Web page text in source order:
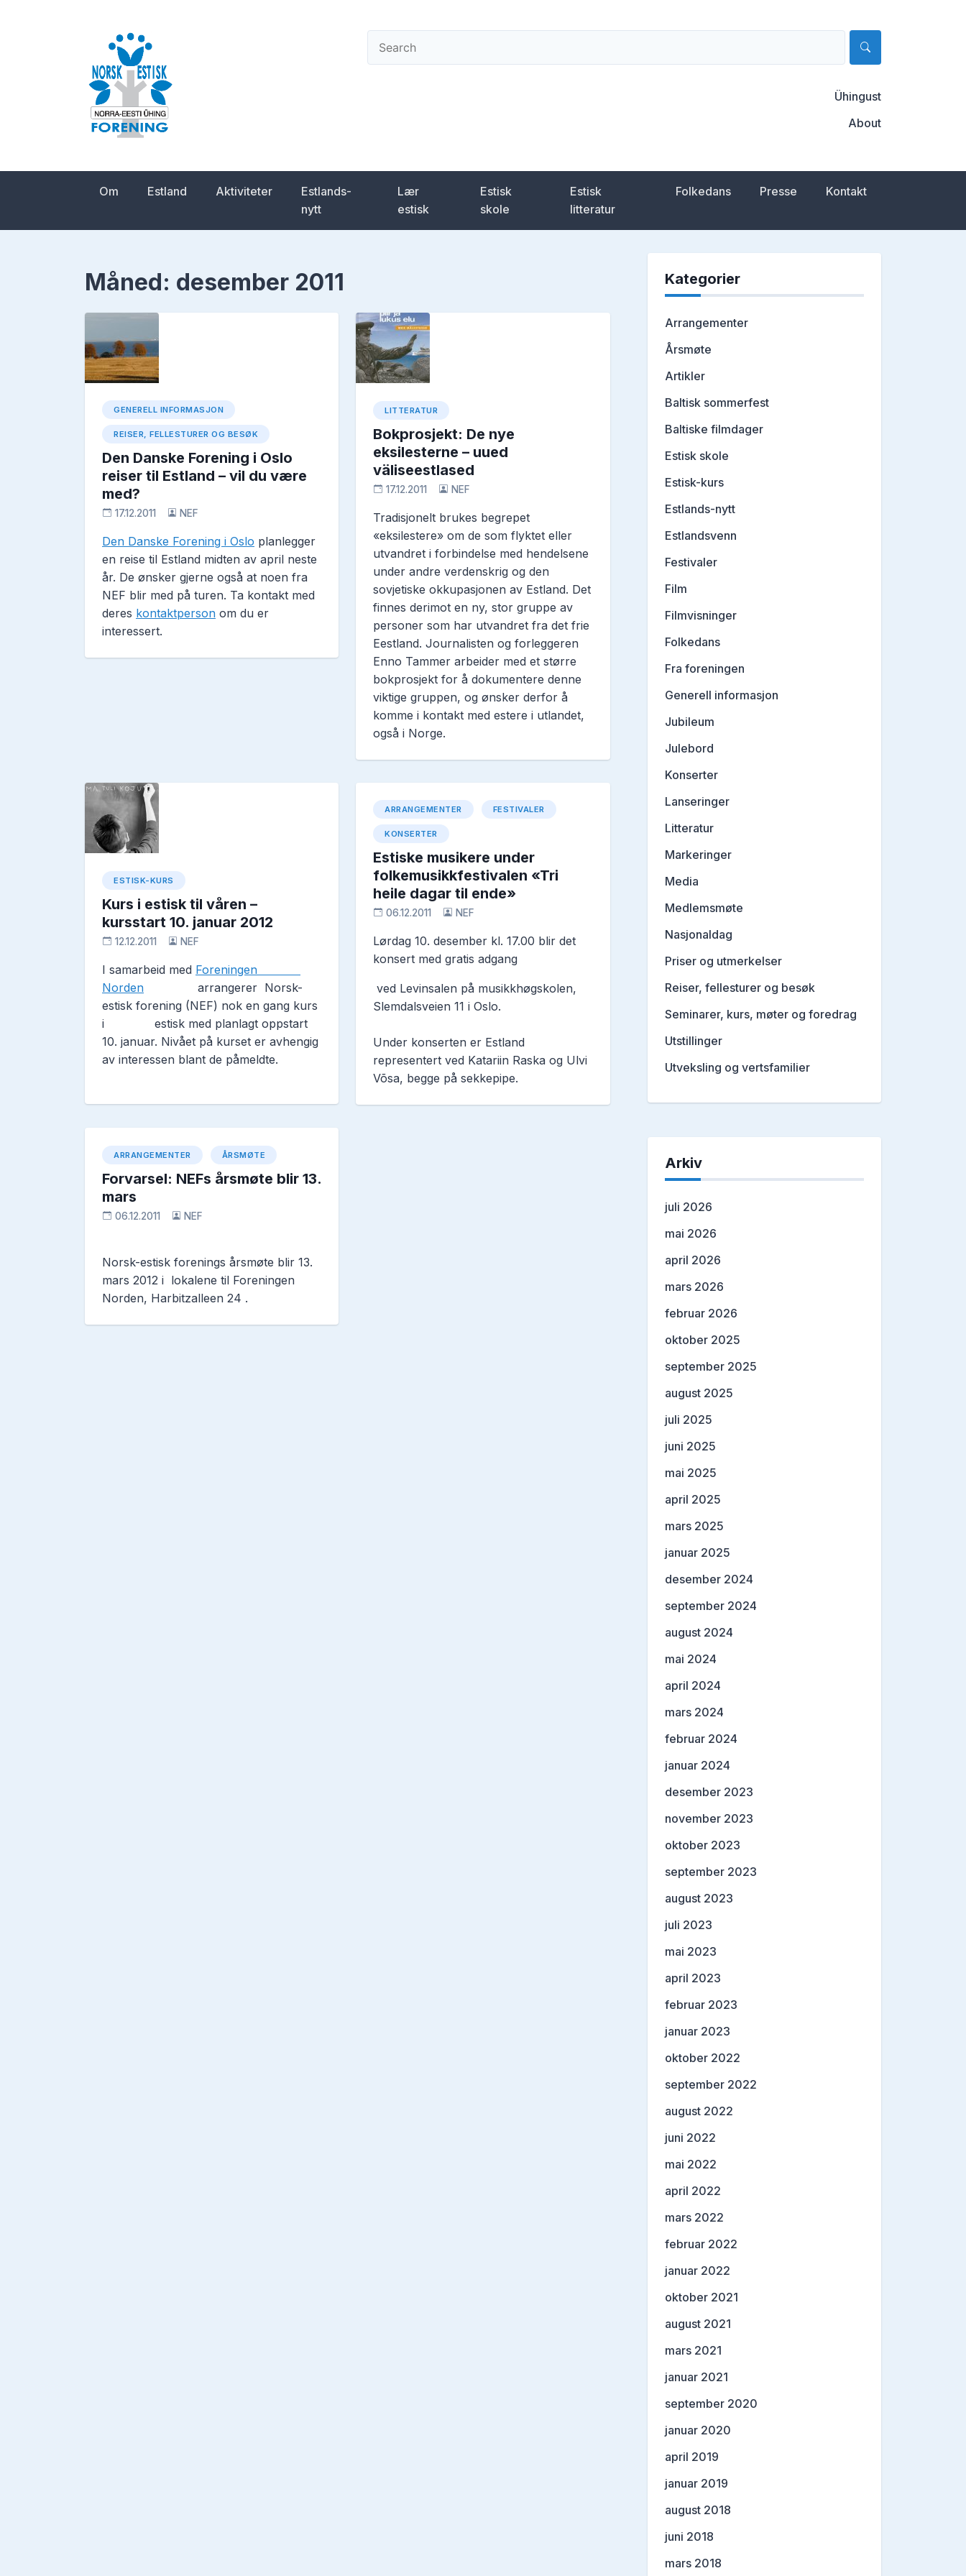
Norsk-estisk forening
Ühingust
About
Om Estland Aktiviteter
Estlands-
nytt
Lær
estisk
Estisk
skole
Estisk
litteratur
Folkedans Presse Kontakt
Måned: desember 2011
GENERELL INFORMASJON
REISER, FELLESTURER OG BESØK
Den Danske Forening i Oslo
reiser til Estland – vil du være
med?
17.12.2011 NEF
Den Danske Forening i Oslo planlegger
en reise til Estland midten av april neste
år. De ønsker gjerne også at noen fra
NEF blir med på turen. Ta kontakt med
deres kontaktperson om du er
interessert.
LITTERATUR
Bokprosjekt: De nye
eksilesterne – uued
väliseestlased
17.12.2011 NEF
Tradisjonelt brukes begrepet
«eksilestere» om de som flyktet eller
utvandret i forbindelse med hendelsene
under andre verdenskrig og den
sovjetiske okkupasjonen av Estland. Det
finnes derimot en ny, stor gruppe av
personer som har utvandret fra det frie
Eestland. Journalisten og forleggeren
Enno Tammer arbeider med et større
bokprosjekt for å dokumentere denne
viktige gruppen, og ønsker derfor å
komme i kontakt med estere i utlandet,
også i Norge.
ESTISK-KURS
Kurs i estisk til våren –
kursstart 10. januar 2012
12.12.2011 NEF
I samarbeid med Foreningen
Norden
               arrangerer  Norsk-
estisk forening (NEF) nok en gang kurs
i              estisk med planlagt oppstart
10. januar. Nivået på kurset er avhengig
av interessen blant de påmeldte.
ARRANGEMENTER FESTIVALER
KONSERTER
Estiske musikere under
folkemusikkfestivalen «Tri
heile dagar til ende»
06.12.2011 NEF
Lørdag 10. desember kl. 17.00 blir det
konsert med gratis adgang
ved Levinsalen på musikkhøgskolen,
Slemdalsveien 11 i Oslo.
Under konserten er Estland
representert ved Katariin Raska og Ulvi
Võsa, begge på sekkepipe.
ARRANGEMENTER ÅRSMØTE
Forvarsel: NEFs årsmøte blir 13.
mars
06.12.2011 NEF
Norsk-estisk forenings årsmøte blir 13.
mars 2012 i  lokalene til Foreningen
Norden, Harbitzalleen 24 .
Kategorier
Arrangementer
Årsmøte
Artikler
Baltisk sommerfest
Baltiske filmdager
Estisk skole
Estisk-kurs
Estlands-nytt
Estlandsvenn
Festivaler
Film
Filmvisninger
Folkedans
Fra foreningen
Generell informasjon
Jubileum
Julebord
Konserter
Lanseringer
Litteratur
Markeringer
Media
Medlemsmøte
Nasjonaldag
Priser og utmerkelser
Reiser, fellesturer og besøk
Seminarer, kurs, møter og foredrag
Utstillinger
Utveksling og vertsfamilier
Arkiv
juli 2026
mai 2026
april 2026
mars 2026
februar 2026
oktober 2025
september 2025
august 2025
juli 2025
juni 2025
mai 2025
april 2025
mars 2025
januar 2025
desember 2024
september 2024
august 2024
mai 2024
april 2024
mars 2024
februar 2024
januar 2024
desember 2023
november 2023
oktober 2023
september 2023
august 2023
juli 2023
mai 2023
april 2023
februar 2023
januar 2023
oktober 2022
september 2022
august 2022
juni 2022
mai 2022
april 2022
mars 2022
februar 2022
januar 2022
oktober 2021
august 2021
mars 2021
januar 2021
september 2020
januar 2020
april 2019
januar 2019
august 2018
juni 2018
mars 2018